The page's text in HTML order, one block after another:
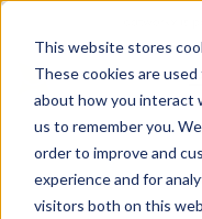
This website stores
These cookies are
about how you interact
us to remember you.
order to improve and
experience and for
visitors both on this